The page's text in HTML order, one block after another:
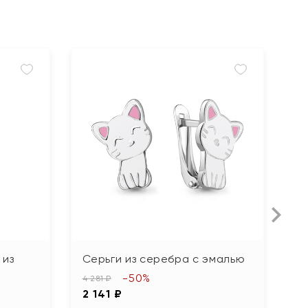
Серьги из серебра с эмалью
4 281 ₽
2 141 ₽
-50%